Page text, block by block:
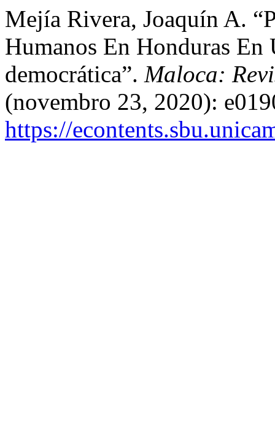
Mejía Rivera, Joaquín A.
Humanos En Honduras
democrática”. Maloca:
(novembro 23, 2020):
https://